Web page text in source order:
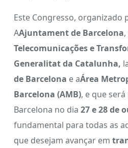
Este Congresso, organizado
AAjuntament de Barcelona,
Telecomunicações e
Generalitat da Catalunha,
de Barcelona e aÁrea
Barcelona (AMB), e que
Barcelona no dia 27 e 28 de
fundamental para todas as
que desejam avançar em